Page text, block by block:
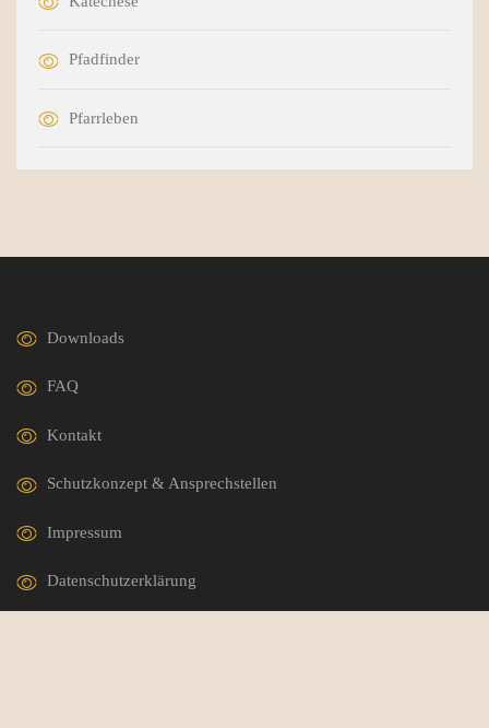
Pfadfinder
Pfarrleben
Downloads
FAQ
Kontakt
Schutzkonzept & Ansprechstellen
Impressum
Datenschutzerklärung